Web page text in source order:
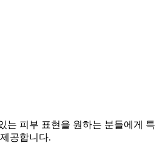
는 피부 표현을 원하는 분들에게 특
공합니다.